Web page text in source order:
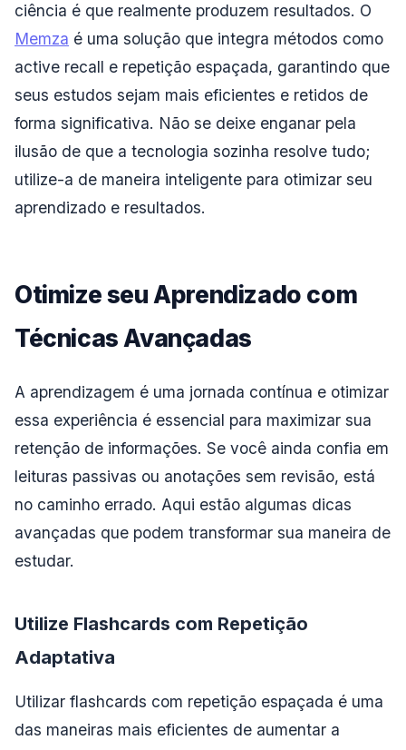
ciência é que realmente produzem resultados. O
Memza é uma solução que integra métodos como
active recall e repetição espaçada, garantindo que
seus estudos sejam mais eficientes e retidos de
forma significativa. Não se deixe enganar pela
ilusão de que a tecnologia sozinha resolve tudo;
utilize-a de maneira inteligente para otimizar seu
aprendizado e resultados.
Otimize seu Aprendizado com
Técnicas Avançadas
A aprendizagem é uma jornada contínua e otimizar
essa experiência é essencial para maximizar sua
retenção de informações. Se você ainda confia em
leituras passivas ou anotações sem revisão, está
no caminho errado. Aqui estão algumas dicas
avançadas que podem transformar sua maneira de
estudar.
Utilize Flashcards com Repetição
Adaptativa
Utilizar flashcards com repetição espaçada é uma
das maneiras mais eficientes de aumentar a